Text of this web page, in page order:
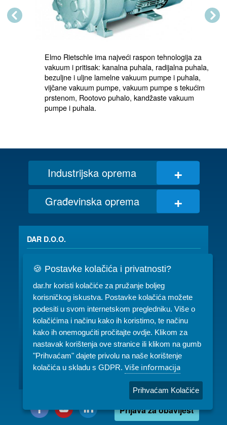
Elmo Rietschle ima najveći raspon tehnologija za
vakuum i pritisak: kanalna puhala, radijalna puhala,
bezuljne i uljne lamelne vakuum pumpe i puhala,
vijčane vakuum pumpe, vakuum pumpe s tekućim
prstenom, Rootovo puhalo, kandžaste vakuum
pumpe i puhala.
Previous Next
Industrijska oprema +
Građevinska oprema +
DAR D.O.O.
35 000 SLAVONSKI BROD
035/ 490-115
dar@dar.hr
RADNO VRIJEME:
Komercijala: PON-PET 07-15h
Servis: PON-PET 07-15h
Najam: PON-PET 07-15h, SUB 08-10h
Prijava za obavijest
🍪 Postavke kolačića i privatnosti?
dar.hr koristi kolačiće za pružanje boljeg
korisničkog iskustva. Postavke kolačića možete
podesiti u svom internetskom pregledniku. Više o
kolačićima i načinu kako ih koristimo, te načinu
kako ih onemogućiti pročitajte ovdje. Klikom za
nastavak korištenja ove stranice ili klikom na gumb
"Prihvaćam" dajete privolu na naše korištenje
kolačića u skladu s GDPR. Više informacija
Prihvaćam Kolačiće